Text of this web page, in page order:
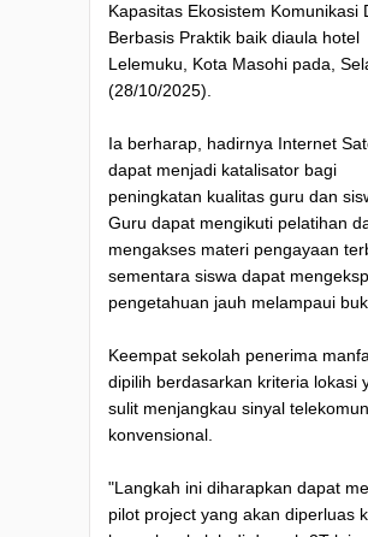
Kapasitas Ekosistem Komunikasi
Berbasis Praktik baik diaula hotel
Lelemuku, Kota Masohi pada,
(28/10/2025).
Ia berharap, hadirnya Internet
dapat menjadi katalisator bagi
peningkatan kualitas guru dan
Guru dapat mengikuti pelatihan
mengakses materi pengayaan
sementara siswa dapat
pengetahuan jauh melampaui
Keempat sekolah penerima
dipilih berdasarkan kriteria lokasi
sulit menjangkau sinyal
konvensional.
"Langkah ini diharapkan dapat
pilot project yang akan diperluas